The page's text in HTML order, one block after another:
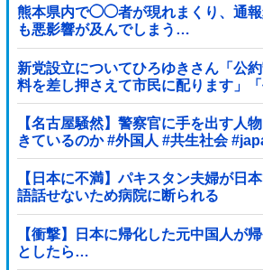
熊本県内で◯◯者が現れまくり、通報
も悪影響が及んでしまう…
新党設立についてひろゆきさん「公
料を差し押さえて市民に配ります」
が結婚できるようにしなければなら
【名古屋騒然】警察官に手を出す人
きているのか #外国人 #共生社会
【日本に不満】パキスタン夫婦が日
語話せないため病院に断られる
【衝撃】日本に帰化した元中国人が
としたら…